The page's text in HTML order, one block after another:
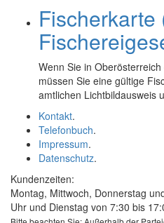
Fischerkarte
Wenn Sie in
müssen Sie eine gültige
amtlichen Lichtbildausweis
Kontakt.
Telefonbuch.
Impressum.
Datenschutz.
Kundenzeiten:
Montag, Mittwoch, Donnerstag
Uhr und Dienstag von 7:30 bis